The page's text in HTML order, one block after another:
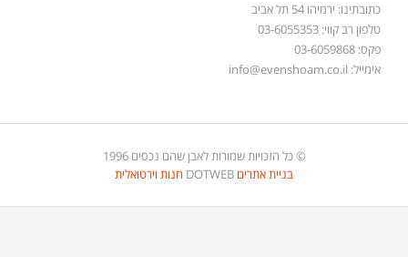
כתובתינו: ירמיהו 54 תל אביב
טלפון רב קווי: 03-6055353
פקס: 03-6059868
אימייל: info@evenshoam.co.il
© כל הזכויות שמורות לאבן שהם נכסים 1996
בניית אתרים
חנות וירטואלית